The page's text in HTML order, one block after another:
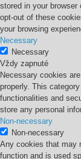
stored in your
opt-out of these
your browsing
Necessary
Necessary
Vždy zapnuté
Necessary cookies
properly. This
functionalities and
store any personal
Non-necessary
Non-necessary
Any cookies that may
function and is used